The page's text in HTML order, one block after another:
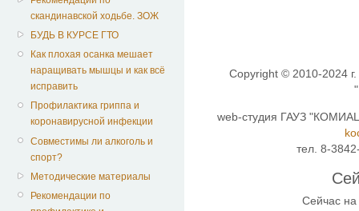
скандинавской ходьбе. ЗОЖ
БУДЬ В КУРСЕ ГТО
Как плохая осанка мешает
наращивать мышцы и как всё
исправить
Профилактика гриппа и
коронавирусной инфекции
Совместимы ли алкоголь и
спорт?
Методические материалы
Рекомендации по
Copyright © 2010-2024
web-студия ГАУЗ
тел. 8-
Сейчас